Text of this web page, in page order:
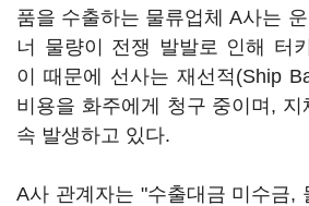
품을 수출하는 물류업체 A사는
너 물량이 전쟁 발발로 인해 터
이 때문에 선사는 재선적(Ship
비용을 화주에게 청구 중이며, 지
속 발생하고 있다.
A사 관계자는 "수출대금 미수금,